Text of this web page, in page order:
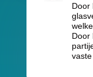
Door
Door